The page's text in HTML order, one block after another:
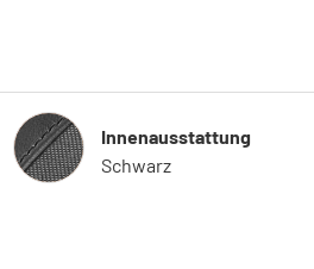
InnenausstattungInnenausstattung
Schwarz